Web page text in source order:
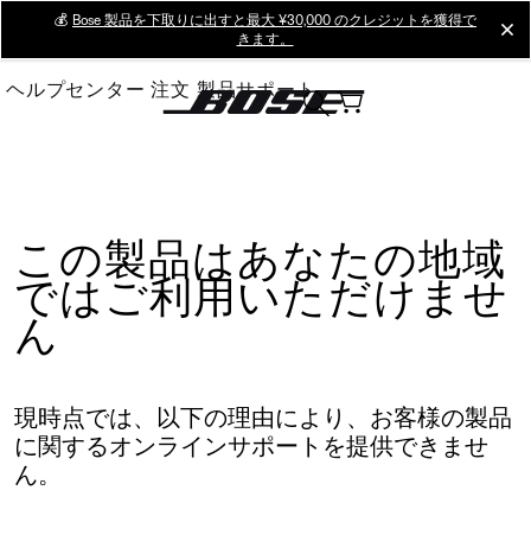
Main
💰 Bose 製品を下取りに出すと最大 ¥30,000 のクレジットを獲得で
きます。
ヘルプセンター 注文 製品サポート
この製品はあなたの地域
ではご利用いただけませ
ん
現時点では、以下の理由により、お客様の製品
に関するオンラインサポートを提供できませ
ん。